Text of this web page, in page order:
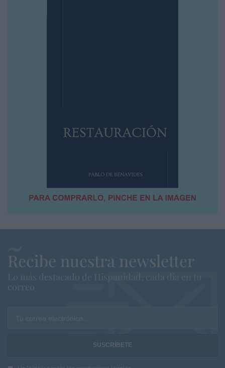
Recibe nuestra newsletter
Lo más destacado de Hispanidad, cada dia en tu
correo
Tu correo electrónico...